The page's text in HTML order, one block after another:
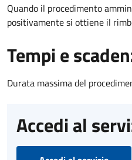
Quando il procedimento
positivamente si ottiene il
Tempi e
Durata massima del
Accedi al